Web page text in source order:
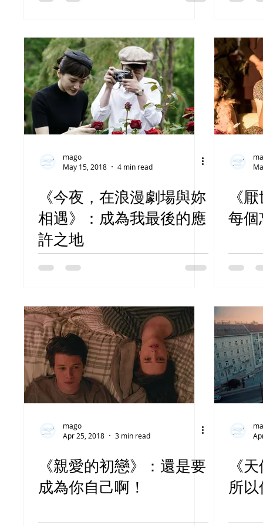
mago
May 15, 2018
4 min read
《今夜，在浪漫劇場與妳
相遇》：成為我最後的應
許之地
《
每個
mago
Apr 25, 2018
3 min read
《親愛的初戀》：還是要
成為你自己啊！
《
所